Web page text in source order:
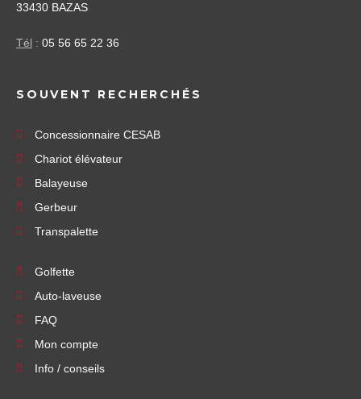
33430 BAZAS
Tél : 05 56 65 22 36
SOUVENT RECHERCHÉS
Concessionnaire CESAB
Chariot élévateur
Balayeuse
Gerbeur
Transpalette
Golfette
Auto-laveuse
FAQ
Mon compte
Info / conseils